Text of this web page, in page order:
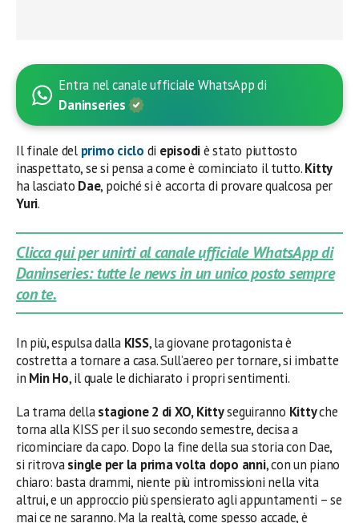
Entra nel canale ufficiale WhatsApp di
Daninseries
Il finale del primo ciclo di episodiè stato piuttosto
inaspettato, se si pensa a come è cominciato il tutto.Kitty
ha lasciato Dae, poiché si è accorta di provare qualcosa per
Yuri.
Clicca qui per unirti al canale ufficiale WhatsApp di
Daninseries: tutte le news in un unico posto sempre
con te.
In più, espulsa dalla KISS, la giovane protagonista è
costretta a tornare a casa. Sull’aereo per tornare, si imbatte
in Min Ho, il quale le dichiarato i propri sentimenti.
La trama dellastagione 2 di XO, Kittyseguiranno Kittyche
torna alla KISS per il suo secondo semestre, decisa a
ricominciare da capo. Dopo la fine della sua storia con Dae,
si ritrovasingle per la prima volta dopo anni, con un piano
chiaro: basta drammi, niente più intromissioni nella vita
altrui, e un approccio più spensierato agli appuntamenti – se
mai ce ne saranno. Ma la realtà, come spesso accade, è